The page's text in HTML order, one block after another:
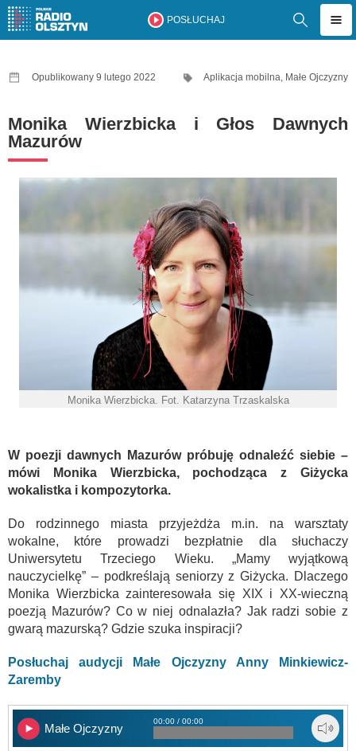
POSŁUCHAJ
Opublikowany 9 lutego 2022 Aplikacja mobilna, Małe Ojczyzny
Monika Wierzbicka i Głos Dawnych
Mazurów
Monika Wierzbicka. Fot. Katarzyna Trzaskalska
W poezji dawnych Mazurów próbuję odnaleźć siebie –
mówi Monika Wierzbicka, pochodząca z Giżycka
wokalistka i kompozytorka.
Do rodzinnego miasta przyjeżdża m.in. na warsztaty
wokalne, które prowadzi bezpłatnie dla słuchaczy
Uniwersytetu Trzeciego Wieku. „Mamy wyjątkową
nauczycielkę” – podkreślają seniorzy z Giżycka. Dlaczego
Monika Wierzbicka zainteresowała się XIX i XX-wieczną
poezją Mazurów? Co w niej odnalazła? Jak radzi sobie z
gwarą mazurską? Gdzie szuka inspiracji?
Posłuchaj audycji Małe Ojczyzny Anny Minkiewicz-
Zaremby
Małe Ojczyzny
00:00 / 00:00